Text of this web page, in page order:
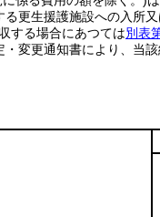
更生援護施設への入所
する場合にあつては別表
変更通知書により、当